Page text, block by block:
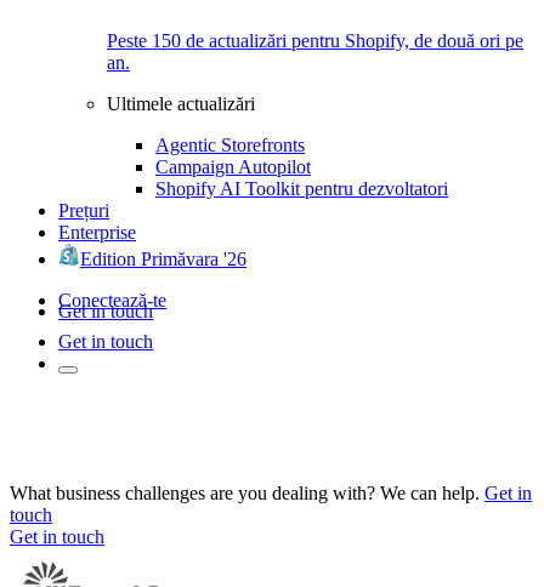
Peste 150 de actualizări pentru Shopify, de două ori pe
an.
Ultimele actualizări
Agentic Storefronts
Campaign Autopilot
Shopify AI Toolkit pentru dezvoltatori
Prețuri
Enterprise
Edition Primăvara '26
Conectează-te
Get in touch
Get in touch
What business challenges are you dealing with? We can help. Get in
touch
Get in touch